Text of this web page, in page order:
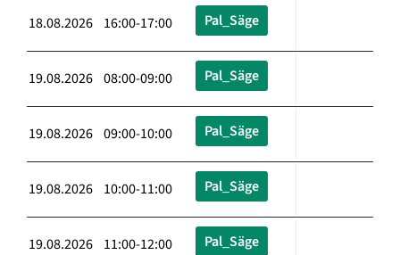
18.08.2026 16:00-17:00 Pal_Säge
19.08.2026 08:00-09:00 Pal_Säge
19.08.2026 09:00-10:00 Pal_Säge
19.08.2026 10:00-11:00 Pal_Säge
19.08.2026 11:00-12:00 Pal_Säge